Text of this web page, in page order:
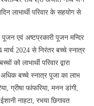
रहे
स्नात्र
पूजा,
जुड
रही
अपनी
लाभार्थी परिवार के सहयोग से
एवं अष्टप्रकारी पूजन मन्दिर
मार्च 2024 से निरंतर बच्चे स्नात्र
लाभार्थी परिवार द्वारा
बच्चे स्नात्र पूजा का लाभ
ग्रीषा फांफरिया, मनन डांगी,
नाहटा, रभया छिगावत